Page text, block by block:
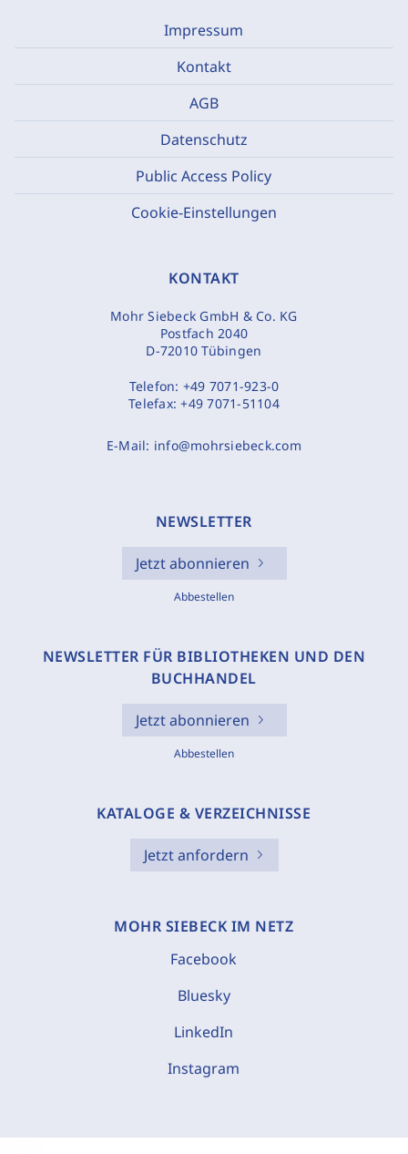
Impressum
Kontakt
AGB
Datenschutz
Public Access Policy
Cookie-Einstellungen
KONTAKT
Mohr Siebeck GmbH & Co. KG
Postfach 2040
D-72010 Tübingen
Telefon: +49 7071-923-0
Telefax:+49 7071-51104
E-Mail: info@mohrsiebeck.com
NEWSLETTER
Jetzt abonnieren
Abbestellen
NEWSLETTER FÜR BIBLIOTHEKEN UND DEN
BUCHHANDEL
Jetzt abonnieren
Abbestellen
KATALOGE & VERZEICHNISSE
Jetzt anfordern
MOHR SIEBECK IM NETZ
Facebook
Bluesky
LinkedIn
Instagram